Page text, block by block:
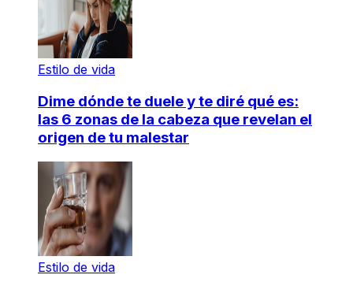
Estilo de vida
Dime dónde te duele y te diré qué es:
las 6 zonas de la cabeza que revelan el
origen de tu malestar
Estilo de vida